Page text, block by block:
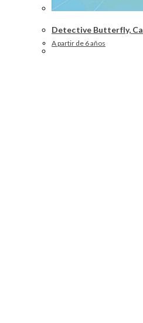
Detective Butterfly,
A partir de 6 años